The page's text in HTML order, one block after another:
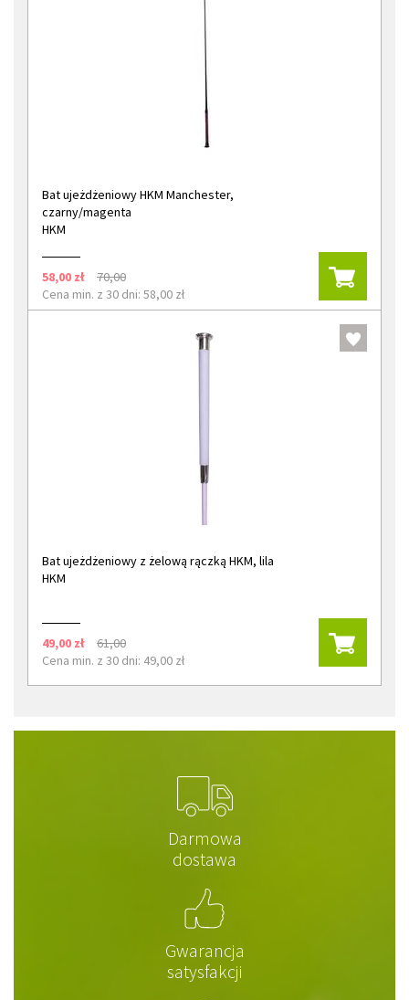
Bat ujeżdżeniowy HKM Manchester,
czarny/magenta
HKM
58,00 zł
70,00
Cena min. z 30 dni: 58,00 zł
Bat ujeżdżeniowy z żelową rączką HKM, lila
HKM
49,00 zł
61,00
Cena min. z 30 dni: 49,00 zł
Darmowa
dostawa
Gwarancja
satysfakcji